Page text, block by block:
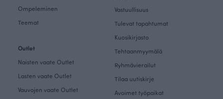
Ompeleminen
Teemat
Outlet
Naisten vaate Outlet
Lasten vaate Outlet
Vauvojen vaate Outlet
Vastuullisuus
Tulevat tapahtumat
Kuosikirjasto
Tehtaanmyymälä
Ryhmävierailut
Tilaa uutiskirje
Avoimet työpaikat